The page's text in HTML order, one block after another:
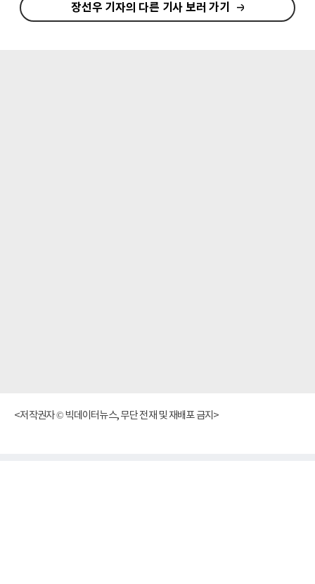
장선우 기자의 다른 기사 보러 가기
<저작권자 © 빅데이터뉴스, 무단 전재 및 재배포 금지>